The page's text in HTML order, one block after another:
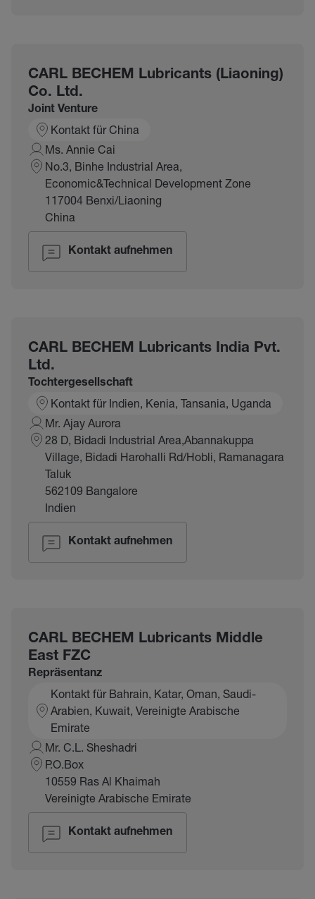
CARL BECHEM Lubricants (Liaoning)
Co. Ltd.
Joint Venture
Kontakt für China
Ms. Annie Cai
No.3, Binhe Industrial Area,
Economic&Technical Development Zone
117004 Benxi/Liaoning
China
Kontakt aufnehmen
CARL BECHEM Lubricants India Pvt.
Ltd.
Tochtergesellschaft
Kontakt für Indien, Kenia, Tansania, Uganda
Mr. Ajay Aurora
28 D, Bidadi Industrial Area,Abannakuppa
Village, Bidadi Harohalli Rd/Hobli, Ramanagara
Taluk
562109 Bangalore
Indien
Kontakt aufnehmen
CARL BECHEM Lubricants Middle
East FZC
Repräsentanz
Kontakt für Bahrain, Katar, Oman, Saudi-
Arabien, Kuwait, Vereinigte Arabische
Emirate
Mr. C.L. Sheshadri
P.O.Box
10559 Ras Al Khaimah
Vereinigte Arabische Emirate
Kontakt aufnehmen